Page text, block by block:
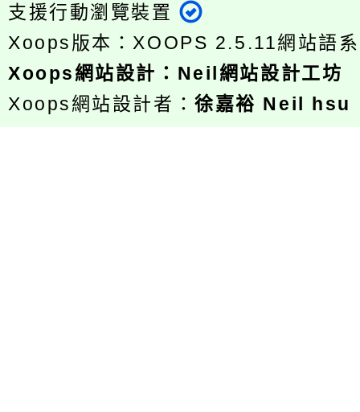
支援行動瀏覽裝置
Xoops版本： XOOPS 2.5.11網站語
Xoops網站設計 ： Neil網站設計工坊
Xoops網站設計者：徐嘉裕 Neil hsu